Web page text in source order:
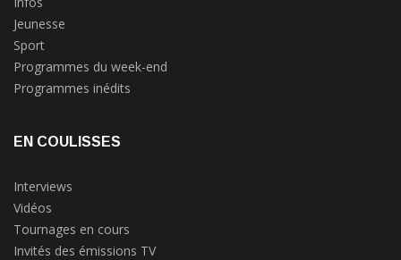
Jeunesse
Sport
Programmes du week-end
Programmes inédits
EN COULISSES
Interviews
Vidéos
Tournages en cours
Invités des émissions TV